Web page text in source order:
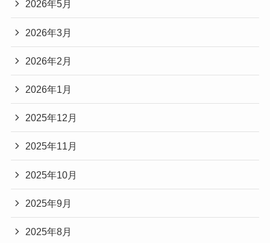
2026年5月
2026年3月
2026年2月
2026年1月
2025年12月
2025年11月
2025年10月
2025年9月
2025年8月